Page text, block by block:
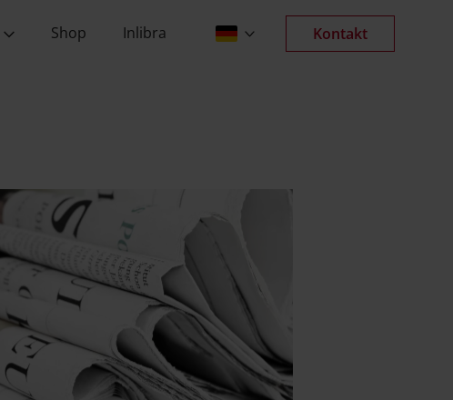
Shop Inlibra Kontakt